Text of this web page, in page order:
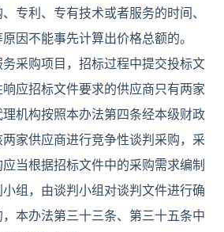
、专利、专有技术或者服务的时间、
因不能事先计算出价格总额的。
采购项目，招标过程中提交投标文
应招标文件要求的供应商只有两家
机构按照本办法第四条经本级财政
家供应商进行竞争性谈判采购，采
当根据招标文件中的采购需求编制
组，由谈判小组对谈判文件进行确
本办法第三十三条、第三十五条中